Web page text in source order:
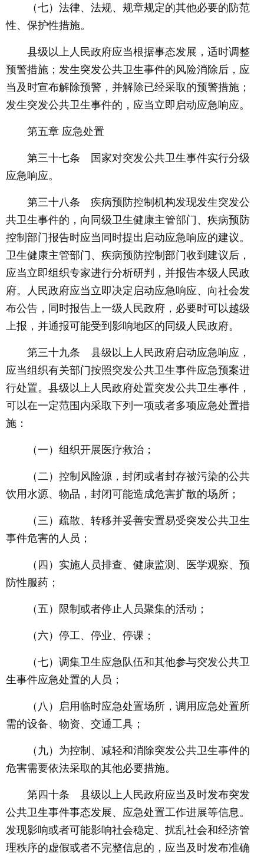
（七）法律、法规、规章规定的其他必要的防范
性、保护性措施。
县级以上人民政府应当根据事态发展，适时调整
预警措施；发生突发公共卫生事件的风险消除后，应
当及时宣布解除预警，并解除已经采取的预警措施；
发生突发公共卫生事件的，应当立即启动应急响应。
第五章 应急处置
第三十七条 国家对突发公共卫生事件实行分级
应急响应。
第三十八条 疾病预防控制机构发现发生突发公
共卫生事件的，向同级卫生健康主管部门、疾病预防
控制部门报告时应当同时提出启动应急响应的建议。
卫生健康主管部门、疾病预防控制部门收到建议后，
应当立即组织专家进行分析研判，并报告本级人民政
府。人民政府应当立即决定启动应急响应、向社会发
布公告，同时报告上一级人民政府，必要时可以越级
上报，并通报可能受到影响地区的同级人民政府。
第三十九条 县级以上人民政府启动应急响应，
应当组织有关部门按照突发公共卫生事件应急预案进
行处置。县级以上人民政府处置突发公共卫生事件，
可以在一定范围内采取下列一项或者多项应急处置措
施：
（一）组织开展医疗救治；
（二）控制风险源，封闭或者封存被污染的公共
饮用水源、物品，封闭可能造成危害扩散的场所；
（三）疏散、转移并妥善安置易受突发公共卫生
事件危害的人员；
（四）实施人员排查、健康监测、医学观察、预
防性服药；
（五）限制或者停止人员聚集的活动；
（六）停工、停业、停课；
（七）调集卫生应急队伍和其他参与突发公共卫
生事件应急处置的人员；
（八）启用临时应急处置场所，调用应急处置所
需的设备、物资、交通工具；
（九）为控制、减轻和消除突发公共卫生事件的
危害需要依法采取的其他必要措施。
第四十条 县级以上人民政府应当及时发布突发
公共卫生事件事态发展、应急处置工作进展等信息。
发现影响或者可能影响社会稳定、扰乱社会和经济管
理秩序的虚假或者不完整信息的，应当及时发布准确